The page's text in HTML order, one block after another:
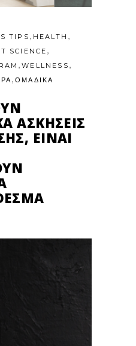
TIPS , HEALTH ,
SCIENCE ,
,WELLNESS ,
,ΟΜΑΔΙΚΑ
ΑΣΚΉΣΕΙΣ
ΕΊΝΑΙ